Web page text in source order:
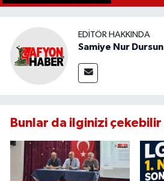
EDITÖR HAKKINDA
Samiye Nur Dursun
Bunlar da ilginizi çekebilir